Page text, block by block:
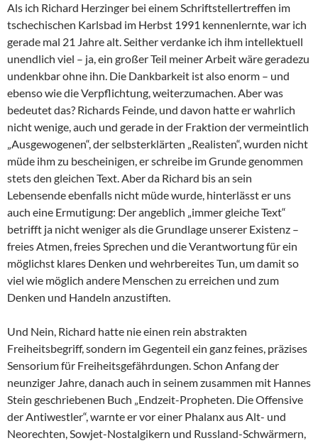
Als ich Richard Herzinger bei einem Schriftstellertreffen im
tschechischen Karlsbad im Herbst 1991 kennenlernte, war ich
gerade mal 21 Jahre alt. Seither verdanke ich ihm intellektuell
unendlich viel – ja, ein großer Teil meiner Arbeit wäre geradezu
undenkbar ohne ihn. Die Dankbarkeit ist also enorm – und
ebenso wie die Verpflichtung, weiterzumachen. Aber was
bedeutet das? Richards Feinde, und davon hatte er wahrlich
nicht wenige, auch und gerade in der Fraktion der vermeintlich
„Ausgewogenen“, der selbsterklärten „Realisten“, wurden nicht
müde ihm zu bescheinigen, er schreibe im Grunde genommen
stets den gleichen Text. Aber da Richard bis an sein
Lebensende ebenfalls nicht müde wurde, hinterlässt er uns
auch eine Ermutigung: Der angeblich „immer gleiche Text“
betrifft ja nicht weniger als die Grundlage unserer Existenz –
freies Atmen, freies Sprechen und die Verantwortung für ein
möglichst klares Denken und wehrbereites Tun, um damit so
viel wie möglich andere Menschen zu erreichen und zum
Denken und Handeln anzustiften.
Und Nein, Richard hatte nie einen rein abstrakten
Freiheitsbegriff, sondern im Gegenteil ein ganz feines, präzises
Sensorium für Freiheitsgefährdungen. Schon Anfang der
neunziger Jahre, danach auch in seinem zusammen mit Hannes
Stein geschriebenen Buch „Endzeit-Propheten. Die Offensive
der Antiwestler“, warnte er vor einer Phalanx aus Alt- und
Neorechten, Sowjet-Nostalgikern und Russland-Schwärmern,